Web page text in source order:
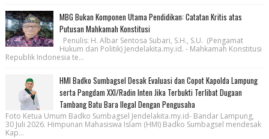
MBG Bukan Komponen Utama Pendidikan: Catatan Kritis atas
Putusan Mahkamah Konstitusi
Penulis: H. Albar Sentosa Subari, S.H., S.U. (Pengamat
Hukum dan Politik) Jendelakita.my.id. - Mahkamah Konstitusi
Republik Indonesia te...
HMI Badko Sumbagsel Desak Evaluasi dan Copot Kapolda Lampung
serta Pangdam XXI/Radin Inten Jika Terbukti Terlibat Dugaan
Tambang Batu Bara Ilegal Dengan Pengusaha
Foto Ketua Umum Badko Sumbagsel Jendelakita.my.id- Bandar Lampung,
30 Juli 2026. Himpunan Mahasiswa Islam (HMI) Badko Sumbagsel mendesak
Kap...